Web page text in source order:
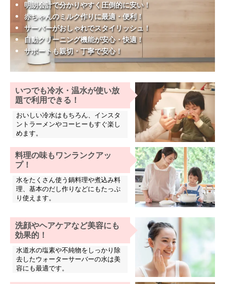
明朗会計で分かりやすく圧倒的に安い！
赤ちゃんのミルク作りに最適・便利！
サーバーがおしゃれでスタイリッシュ！
自動クリーニング機能が安心・快適！
サポートも親切・丁寧で安心！
いつでも冷水・温水が使い放
題で利用できる！
おいしい冷水はもちろん、インスタ
ントラーメンやコーヒーもすぐ楽し
めます。
料理の味もワンランクアッ
プ！
水をたくさん使う鍋料理や煮込み料
理、基本のだし作りなどにもたっぷ
り使えます。
洗顔やヘアケアなど美容にも
効果的！
水道水の塩素や不純物をしっかり除
去したウォーターサーバーの水は美
容にも最適です。